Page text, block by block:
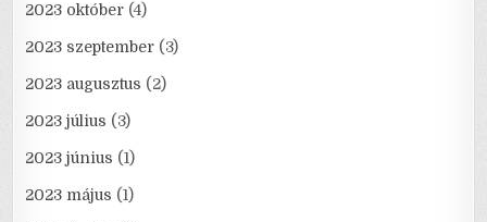
2023 október (4)
2023 szeptember (3)
2023 augusztus (2)
2023 július (3)
2023 június (1)
2023 május (1)